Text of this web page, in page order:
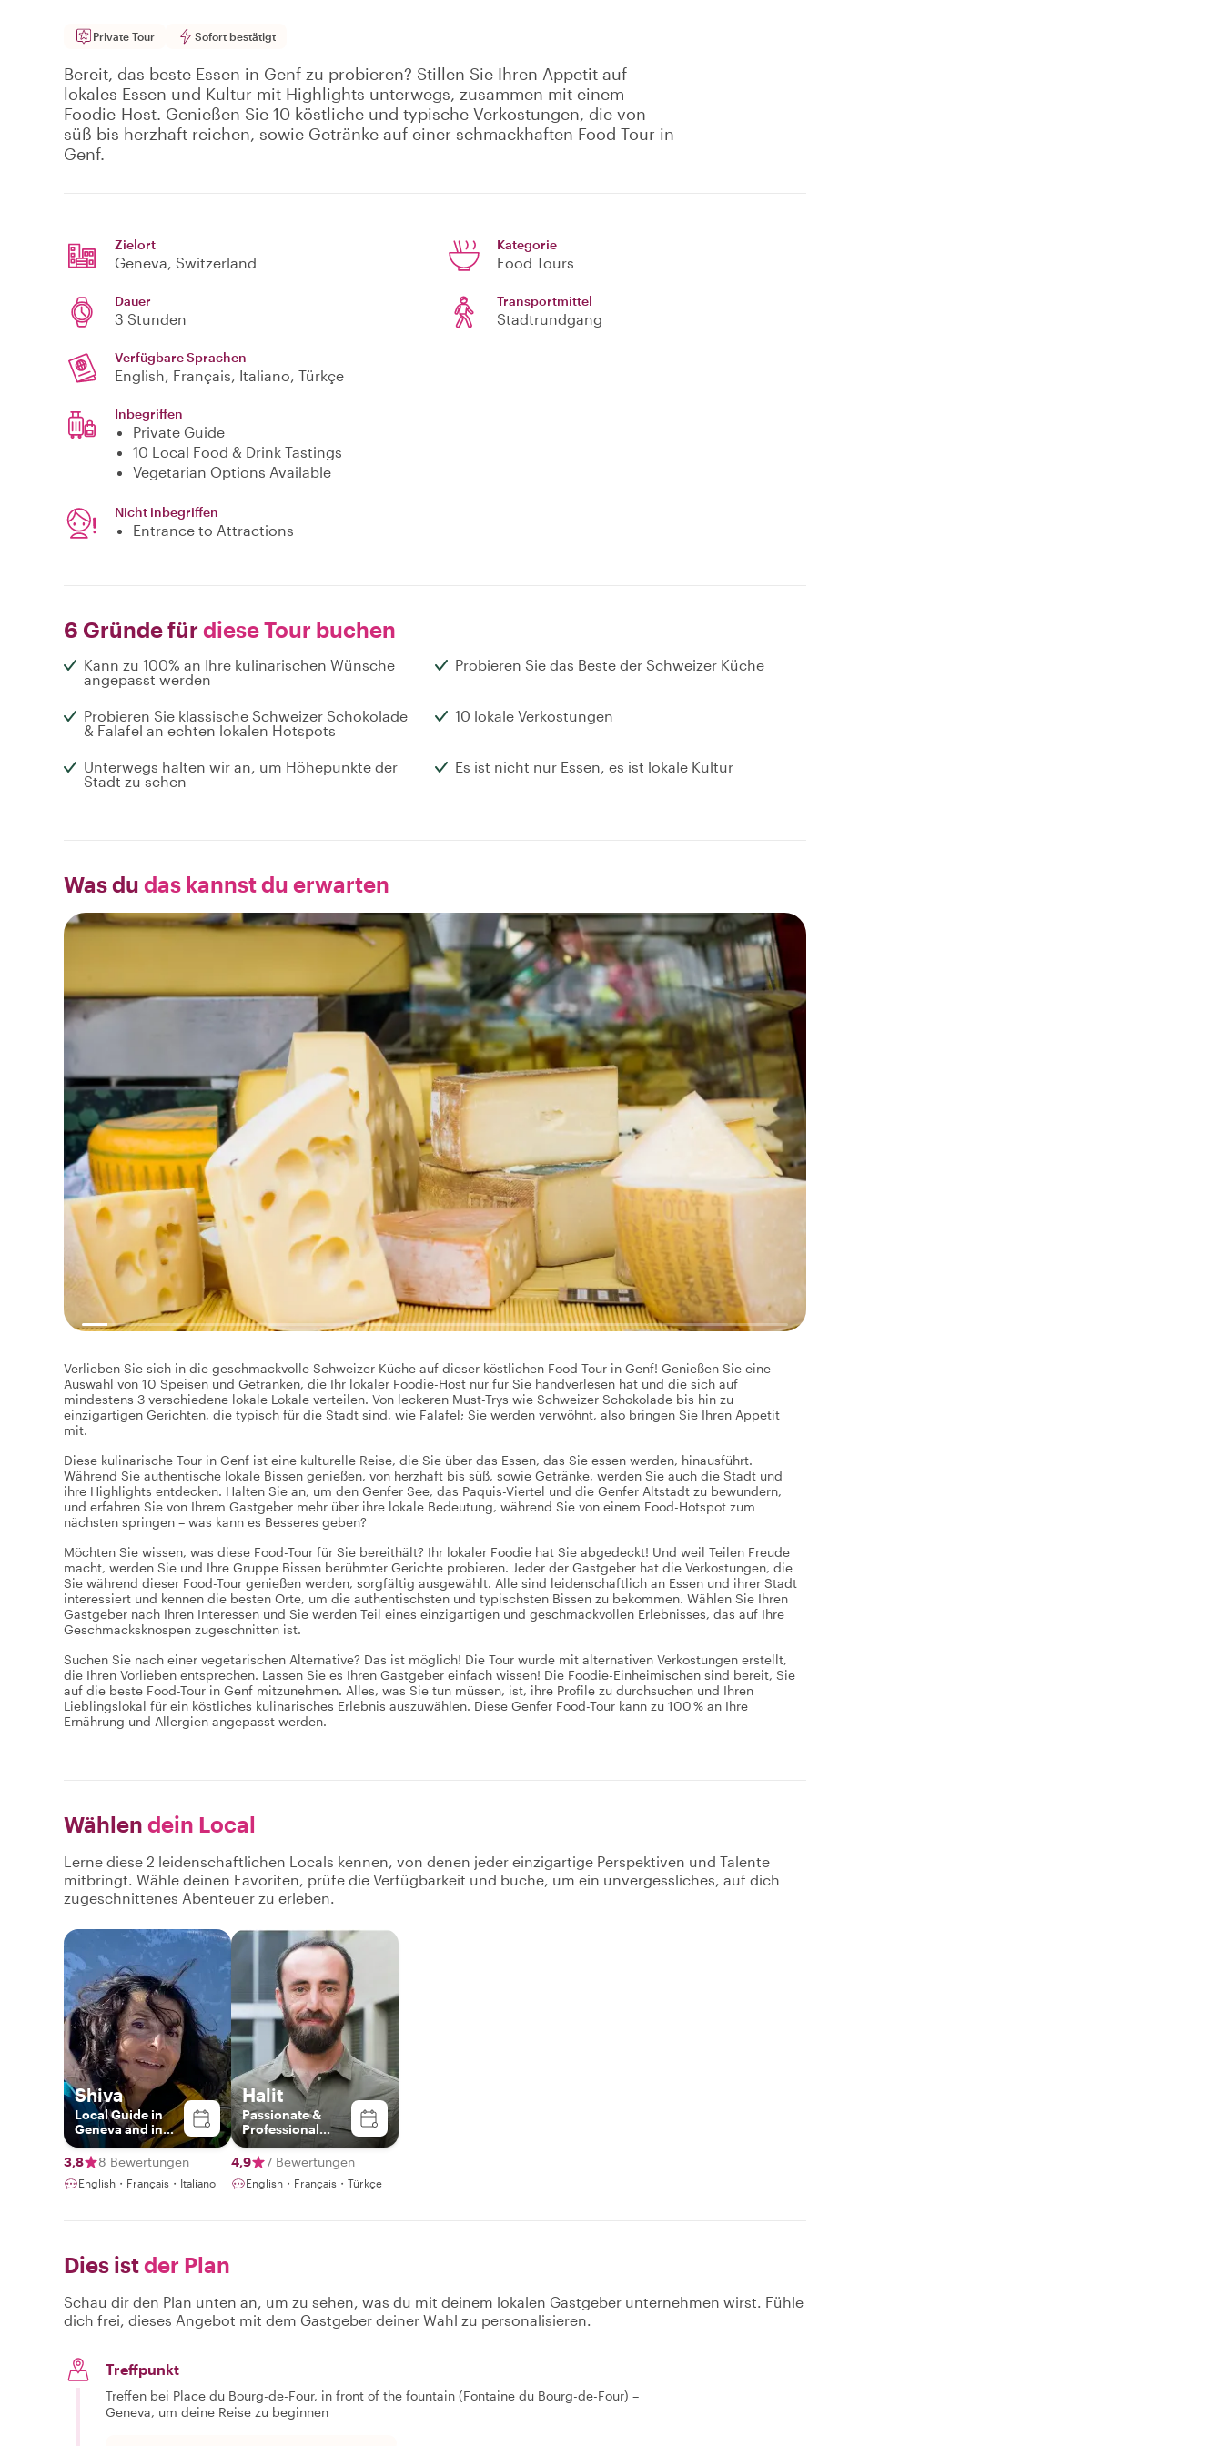
Private Tour Sofort bestätigt
Bereit, das beste Essen in Genf zu probieren? Stillen Sie Ihren Appetit auf
lokales Essen und Kultur mit Highlights unterwegs, zusammen mit einem
Foodie-Host. Genießen Sie 10 köstliche und typische Verkostungen, die von
süß bis herzhaft reichen, sowie Getränke auf einer schmackhaften Food-Tour in
Genf.
Zielort
Geneva, Switzerland
Kategorie
Food Tours
Dauer
3 Stunden
Transportmittel
Stadtrundgang
Verfügbare Sprachen
English, Français, Italiano, Türkçe
Inbegriffen
Private Guide
10 Local Food & Drink Tastings
Vegetarian Options Available
Nicht inbegriffen
Entrance to Attractions
6 Gründe für diese Tour buchen
Kann zu 100% an Ihre kulinarischen Wünsche
angepasst werden
Probieren Sie das Beste der Schweizer Küche
Probieren Sie klassische Schweizer Schokolade
& Falafel an echten lokalen Hotspots
10 lokale Verkostungen
Unterwegs halten wir an, um Höhepunkte der
Stadt zu sehen
Es ist nicht nur Essen, es ist lokale Kultur
Was du das kannst du erwarten
Verlieben Sie sich in die geschmackvolle Schweizer Küche auf dieser köstlichen Food-Tour in Genf! Genießen Sie eine
Auswahl von 10 Speisen und Getränken, die Ihr lokaler Foodie-Host nur für Sie handverlesen hat und die sich auf
mindestens 3 verschiedene lokale Lokale verteilen. Von leckeren Must-Trys wie Schweizer Schokolade bis hin zu
einzigartigen Gerichten, die typisch für die Stadt sind, wie Falafel; Sie werden verwöhnt, also bringen Sie Ihren Appetit
mit.
Diese kulinarische Tour in Genf ist eine kulturelle Reise, die Sie über das Essen, das Sie essen werden, hinausführt.
Während Sie authentische lokale Bissen genießen, von herzhaft bis süß, sowie Getränke, werden Sie auch die Stadt und
ihre Highlights entdecken. Halten Sie an, um den Genfer See, das Paquis-Viertel und die Genfer Altstadt zu bewundern,
und erfahren Sie von Ihrem Gastgeber mehr über ihre lokale Bedeutung, während Sie von einem Food-Hotspot zum
nächsten springen – was kann es Besseres geben?
Möchten Sie wissen, was diese Food-Tour für Sie bereithält? Ihr lokaler Foodie hat Sie abgedeckt! Und weil Teilen Freude
macht, werden Sie und Ihre Gruppe Bissen berühmter Gerichte probieren. Jeder der Gastgeber hat die Verkostungen, die
Sie während dieser Food-Tour genießen werden, sorgfältig ausgewählt. Alle sind leidenschaftlich an Essen und ihrer Stadt
interessiert und kennen die besten Orte, um die authentischsten und typischsten Bissen zu bekommen. Wählen Sie Ihren
Gastgeber nach Ihren Interessen und Sie werden Teil eines einzigartigen und geschmackvollen Erlebnisses, das auf Ihre
Geschmacksknospen zugeschnitten ist.
Suchen Sie nach einer vegetarischen Alternative? Das ist möglich! Die Tour wurde mit alternativen Verkostungen erstellt,
die Ihren Vorlieben entsprechen. Lassen Sie es Ihren Gastgeber einfach wissen! Die Foodie-Einheimischen sind bereit, Sie
auf die beste Food-Tour in Genf mitzunehmen. Alles, was Sie tun müssen, ist, ihre Profile zu durchsuchen und Ihren
Lieblingslokal für ein köstliches kulinarisches Erlebnis auszuwählen. Diese Genfer Food-Tour kann zu 100 % an Ihre
Ernährung und Allergien angepasst werden.
Wählen dein Local
Lerne diese 2 leidenschaftlichen Locals kennen, von denen jeder einzigartige Perspektiven und Talente
mitbringt. Wähle deinen Favoriten, prüfe die Verfügbarkeit und buche, um ein unvergessliches, auf dich
zugeschnittenes Abenteuer zu erleben.
Shiva
Local Guide in
Geneva and in
Switzerland
3,8
8 Bewertungen
English・Français・Italiano
Halit
Passionate &
Professional
Switzerland
Guide
4,9 7 Bewertungen
English・Français・Türkçe
Dies istder Plan
Schau dir den Plan unten an, um zu sehen, was du mit deinem lokalen Gastgeber unternehmen wirst. Fühle
dich frei, dieses Angebot mit dem Gastgeber deiner Wahl zu personalisieren.
Treffpunkt
Treffen bei Place du Bourg-de-Four, in front of the fountain (Fontaine du Bourg-de-Four) –
Geneva, um deine Reise zu beginnen